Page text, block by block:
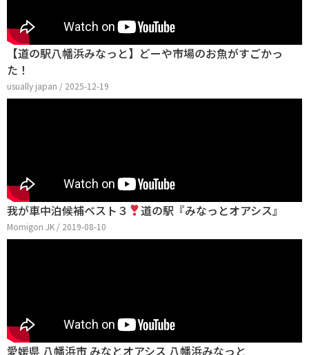
【道の駅八幡浜みなっと】どーや市場のお魚がすごかっ
た！
usually japan / 2025-12-19
我が車中泊候補ベスト３ 道の駅『みなっとオアシス』
Momigon JK / 2019-08-10
愛媛県 八幡浜市 みなとオアシス 八幡浜みなっと